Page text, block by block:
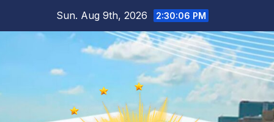
Sun. Aug 9th, 2026 2:30:06 PM